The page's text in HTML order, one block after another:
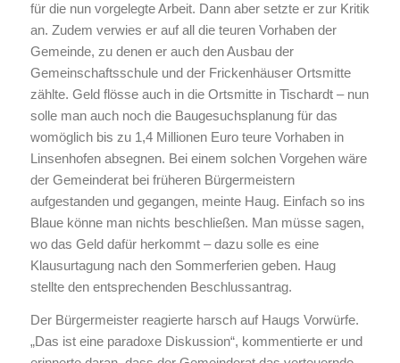
für die nun vorgelegte Arbeit. Dann aber setzte er zur Kritik
an. Zudem verwies er auf all die teuren Vorhaben der
Gemeinde, zu denen er auch den Ausbau der
Gemeinschaftsschule und der Frickenhäuser Ortsmitte
zählte. Geld flösse auch in die Ortsmitte in Tischardt – nun
solle man auch noch die Baugesuchsplanung für das
womöglich bis zu 1,4 Millionen Euro teure Vorhaben in
Linsenhofen absegnen. Bei einem solchen Vorgehen wäre
der Gemeinderat bei früheren Bürgermeistern
aufgestanden und gegangen, meinte Haug. Einfach so ins
Blaue könne man nichts beschließen. Man müsse sagen,
wo das Geld dafür herkommt – dazu solle es eine
Klausurtagung nach den Sommerferien geben. Haug
stellte den entsprechenden Beschlussantrag.
Der Bürgermeister reagierte harsch auf Haugs Vorwürfe.
„Das ist eine paradoxe Diskussion“, kommentierte er und